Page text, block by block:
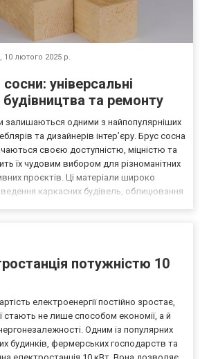
10 лютого 2025 р.
універсальні
та ремонту
залишаються одними з найпопулярніших
та дизайнерів інтер’єру. Брус сосна
своєю доступністю, міцністю та
їх чудовим вибором для різноманітних
проєктів. Ці матеріали широко
каркасних будівель, облицювання
потужністю 10
електроенергії постійно зростає,
стають не лише способом економії, а й
Одним із популярних
будинків, фермерських господарств та